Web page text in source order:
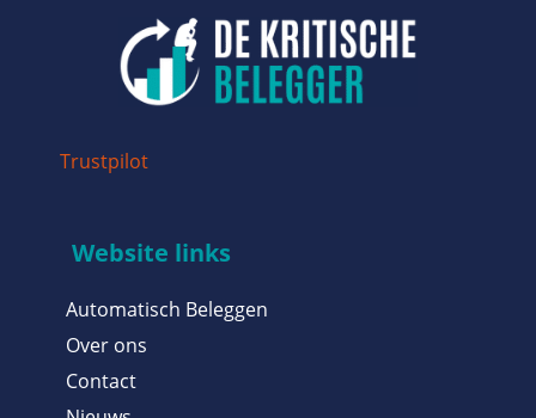
Trustpilot
Website links
Automatisch Beleggen
Over ons
Contact